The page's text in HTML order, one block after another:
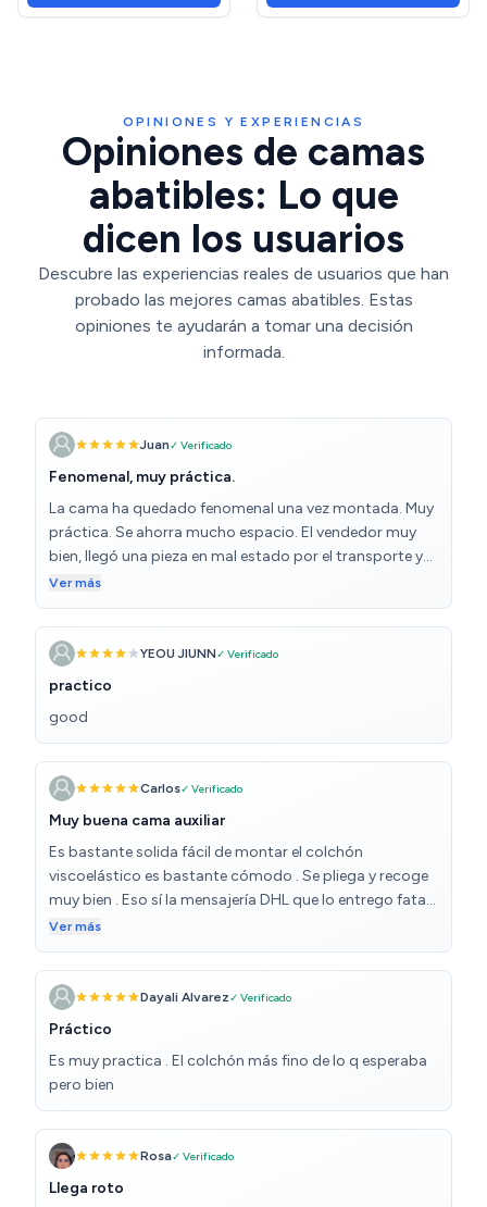
terciopelo, sin colchón
OPINIONES Y EXPERIENCIAS
Opiniones de camas
abatibles: Lo que
dicen los usuarios
Descubre las experiencias reales de usuarios que han
probado las mejores camas abatibles. Estas
opiniones te ayudarán a tomar una decisión
informada.
Juan✓ Verificado
Fenomenal, muy práctica.
La cama ha quedado fenomenal una vez montada. Muy
práctica. Se ahorra mucho espacio. El vendedor muy
bien, llegó una pieza en mal estado por el transporte y
enseguida me volvieron a mandar otra pieza nueva. Muy
contento, la verdad.
Ver más
YEOU JIUNN✓ Verificado
practico
good
Carlos✓ Verificado
Muy buena cama auxiliar
Es bastante solida fácil de montar el colchón
viscoelástico es bastante cómodo . Se pliega y recoge
muy bien . Eso sí la mensajería DHL que lo entrego fatal
puse que se me avisara cuando se entregara y no
avisaron y al día siguiente lo mismo me avisa que ya
está en la puerta , y para colmo me la soltó en la puerta
de la calle y tuve que subir yo los 21 kilos que pesaba, así
que fatal .
Ver más
Dayali Alvarez✓ Verificado
Práctico
Es muy practica . El colchón más fino de lo q esperaba
pero bien
Rosa✓ Verificado
Llega roto